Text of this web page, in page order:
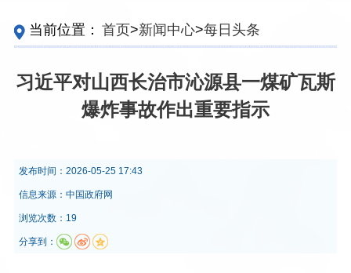
当前位置： 首页>新闻中心>每日头条
习近平对山西长治市沁源县一煤矿瓦斯
爆炸事故作出重要指示
发布时间： 2026-05-25 17:43
信息来源： 中国政府网
浏览次数：19
分享到：